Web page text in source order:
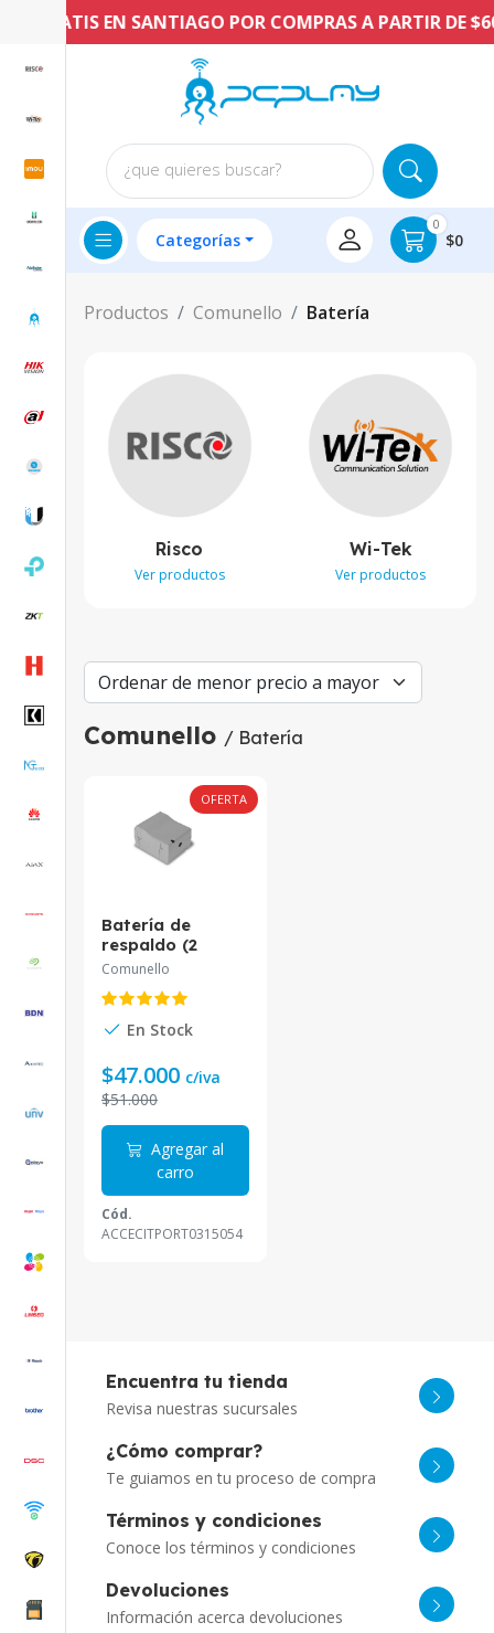
GRATIS EN SANTIAGO POR COMPRAS A PARTIR DE
¿que quieres buscar?
Categorías
0
$0
Productos Comunello Batería
Risco
Ver productos
Wi-Tek
Ver productos
Comunello / Batería
OFERTA
Batería de
respaldo (2
baterías de 12V
Ah) AC-50
Comunello
En Stock
$47.000 c/iva
$51.000
Agregar al
carro
Cód.
ACCECITPORT0315054
Encuentra tu tienda
Revisa nuestras sucursales
¿Cómo comprar?
Te guiamos en tu proceso de compra
Términos y condiciones
Conoce los términos y condiciones
Devoluciones
Información acerca devoluciones